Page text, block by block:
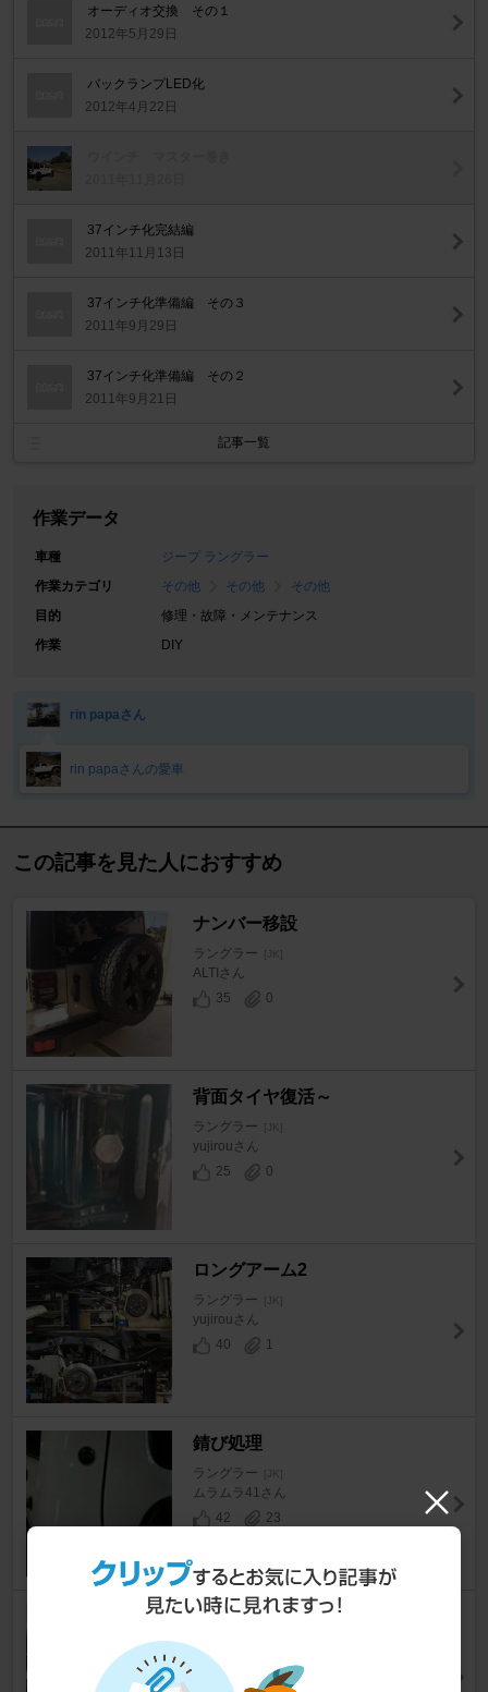
オーディオ交換 その１
2012年5月29日
バックランプLED化
2012年4月22日
37インチ化完結編
2011年11月13日
37インチ化準備編 その３
2011年9月29日
37インチ化準備編 その２
2011年9月21日
記事一覧
作業データ
車種
ジープ ラングラー
作業カテゴリ
その他 その他
その他
目的
修理・故障・メンテナンス
作業
DIY
rin papaさん
rin papaさんの愛車
この記事を見た人におすすめ
ナンバー移設
ラングラー [JK]
ALTIさん
35
0
背面タイヤ復活～
ラングラー [JK]
yujirouさん
25
0
ロングアーム2
ラングラー [JK]
yujirouさん
40
1
錆び処理
ラングラー [JK]
ムラムラ41さん
42
23
色々取り付け
ラングラー
yujirouさん